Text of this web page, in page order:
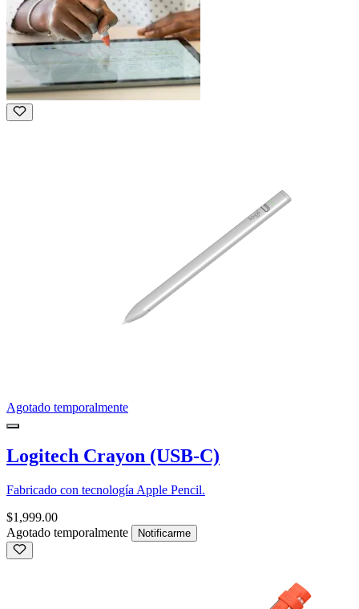
Agotado temporalmente
Logitech Crayon (USB-C)
Fabricado con tecnología Apple Pencil.
$1,999.00
Agotado temporalmente
Notificarme